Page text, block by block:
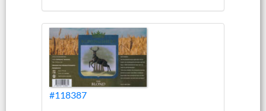
#118387